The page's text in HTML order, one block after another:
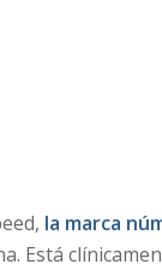
la marca
Está